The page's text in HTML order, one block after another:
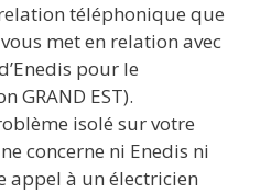
téléphonique que
met en relation avec
pour le
GRAND EST).
isolé sur votre
concerne ni Enedis ni
appel à un électricien